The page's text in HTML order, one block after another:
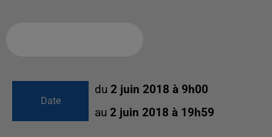
Date
du 2 juin 2018 à 9h00
au 2 juin 2018 à 19h59